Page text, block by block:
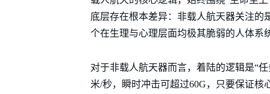
底层存在根本差异：非载人航天器关注
个在生理与心理层面均极其脆弱的人体系
对于非载人航天器而言，着陆的逻辑是“
米/秒，瞬时冲击可超过60G，只要保证